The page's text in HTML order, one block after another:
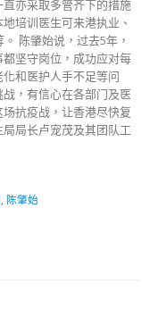
亦采取多管齐下的措施
培训医生可来港执业、
陈肇始说，过去5年，
坚守岗位，成功应对每
和医护人手不足等问
，有信心在各部门及医
抗疫战，让香港尽快复
局长卢宠茂及其团队工
, 陈肇始